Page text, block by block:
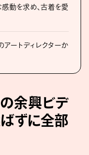
動を求め、古着を愛
アートディレクターか
余興ビデ
ばずに全部